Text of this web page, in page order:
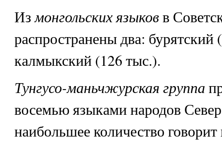
Измонгольских языковв
распространены два: бурятский
калмыкский (126 тыс.).
Тунгусо-маньчжурская группа
восемью языками народов
наибольшее количество